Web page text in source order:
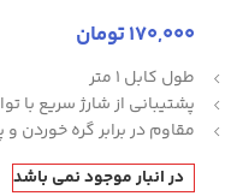
170,000تومان
طول کابل 1 متر
پشتیبانی از شارژ سریع با توان
مقاوم در برابر گره خوردن
در انبار موجود نمی باشد